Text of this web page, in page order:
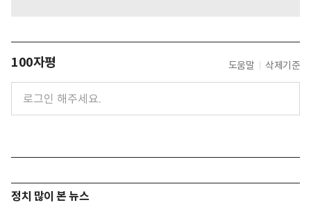
100자평 도움말 삭제기준
정치 많이 본 뉴스